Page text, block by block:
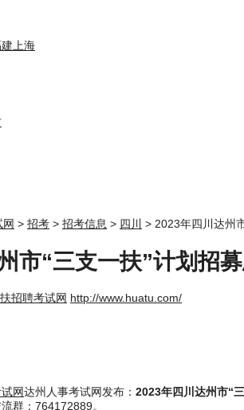
上海
> 招考 > 招考信息 > 四川 > 2023年四川达州
市“三支一扶”计划招
招聘考试网 http://www.huatu.com/
网达州人事考试网发布： 2023年四川达州市“
群：764172889。